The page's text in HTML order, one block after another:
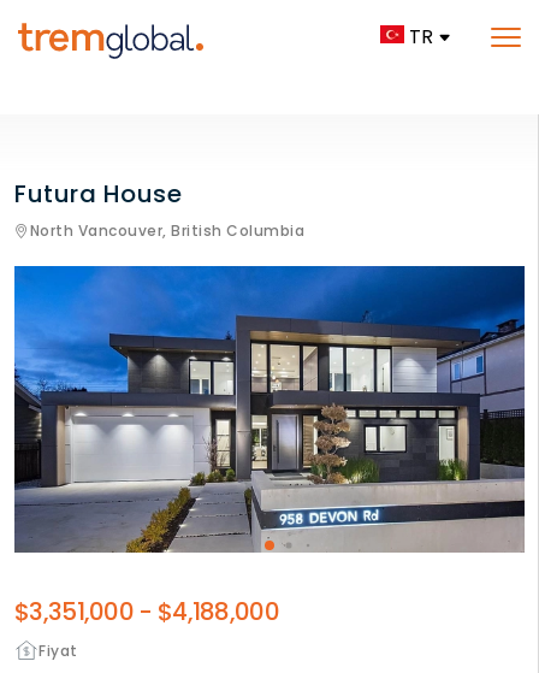
TR
Futura House
North Vancouver, British Columbia
Fiyat
$3,351,000 - $4,188,000